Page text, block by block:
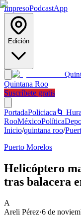
ImpresoPodcastApp
Edición
Quintana Roo
Suscríbete gratis
PortadaPoliciaca 🌀
RooMéxicoPolítica
Inicio/quintana roo/
Puerto Morelos
Helicóptero
tras balacera
A
Areli Pérez·6 de